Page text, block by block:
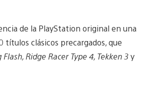
de la PlayStation original en una
títulos clásicos precargados, que
Ridge Racer Type 4, Tekken 3y